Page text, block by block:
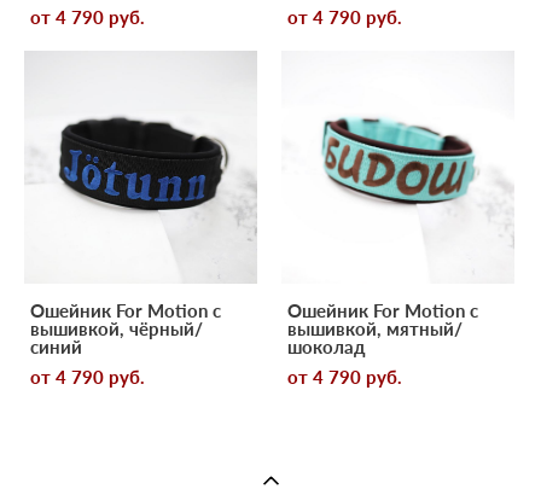
от 4 790 pуб.
от 4 790 pуб.
Ошейник For Motion с
вышивкой, чёрный/
синий
от 4 790 pуб.
Ошейник For Motion с
вышивкой, мятный/
шоколад
от 4 790 pуб.